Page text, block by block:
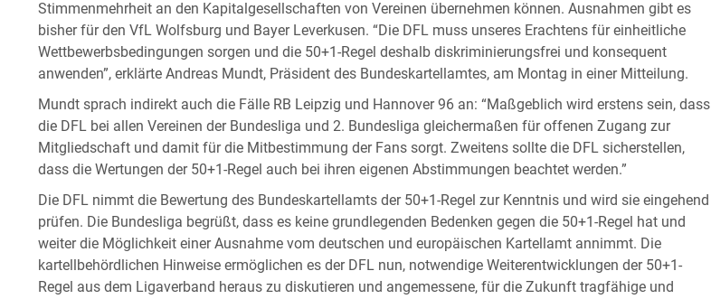
Stimmenmehrheit an den Kapitalgesellschaften von Vereinen übernehmen können. Ausnahmen gibt es
bisher für den VfL Wolfsburg und Bayer Leverkusen. “Die DFL muss unseres Erachtens für einheitliche
Wettbewerbsbedingungen sorgen und die 50+1-Regel deshalb diskriminierungsfrei und konsequent
anwenden”, erklärte Andreas Mundt, Präsident des Bundeskartellamtes, am Montag in einer Mitteilung.
Mundt sprach indirekt auch die Fälle RB Leipzig und Hannover 96 an: “Maßgeblich wird erstens sein, dass
die DFL bei allen Vereinen der Bundesliga und 2. Bundesliga gleichermaßen für offenen Zugang zur
Mitgliedschaft und damit für die Mitbestimmung der Fans sorgt. Zweitens sollte die DFL sicherstellen,
dass die Wertungen der 50+1-Regel auch bei ihren eigenen Abstimmungen beachtet werden.”
Die DFL nimmt die Bewertung des Bundeskartellamts der 50+1-Regel zur Kenntnis und wird sie eingehend
prüfen. Die Bundesliga begrüßt, dass es keine grundlegenden Bedenken gegen die 50+1-Regel hat und
weiter die Möglichkeit einer Ausnahme vom deutschen und europäischen Kartellamt annimmt. Die
kartellbehördlichen Hinweise ermöglichen es der DFL nun, notwendige Weiterentwicklungen der 50+1-
Regel aus dem Ligaverband heraus zu diskutieren und angemessene, für die Zukunft tragfähige und